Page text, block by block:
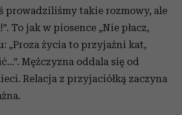
prowadziliśmy takie rozmowy, ale
To jak w piosence „Nie płacz,
„Proza życia to przyjaźni kat,
Mężczyzna oddala się od
Relacja z przyjaciółką zaczyna